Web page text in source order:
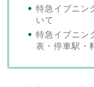
特急イブニン
いて
特急イブニン
表・停車駅・